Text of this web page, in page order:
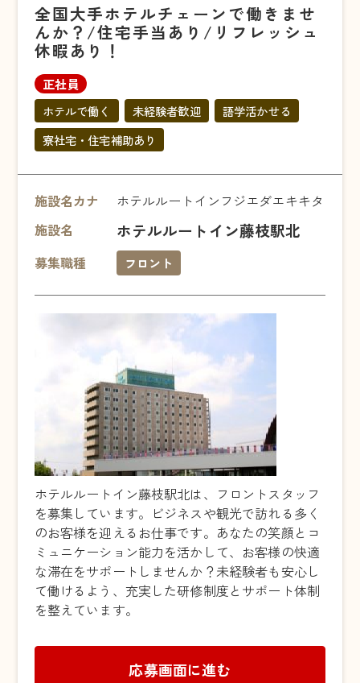
全国大手ホテルチェーンで働きませ
んか？/住宅手当あり/リフレッシュ
休暇あり！
正社員
ホテルで働く 未経験者歓迎
語学活かせる
寮社宅・住宅補助あり
施設名カナ
ホテルルートインフジエダエキキタ
施設名
ホテルルートイン藤枝駅北
募集職種 フロント
ホテルルートイン藤枝駅北は、フロントスタッフ
を募集しています。ビジネスや観光で訪れる多く
のお客様を迎えるお仕事です。あなたの笑顔とコ
ミュニケーション能力を活かして、お客様の快適
な滞在をサポートしませんか？未経験者も安心し
て働けるよう、充実した研修制度とサポート体制
を整えています。
応募画面に進む